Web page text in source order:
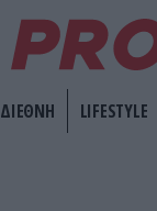
ΔΙΕΘΝΗ LIFESTYLE